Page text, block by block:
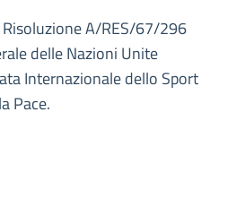
A/RES/67/296
delle Nazioni Unite
Internazionale dello Sport
Pace.